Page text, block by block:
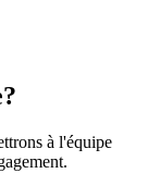
à l'équipe